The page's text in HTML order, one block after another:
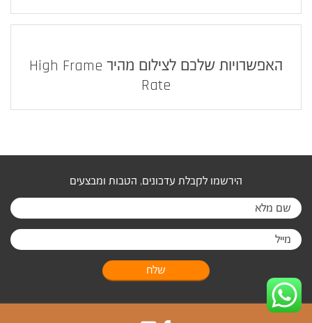
האפשרויות שלכם לצילום מהיר High Frame
Rate
הירשמו לקבלת עדכונים, הטבות ומבצעים
שלח